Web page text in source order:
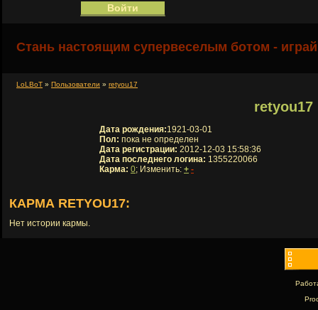
Стань настоящим супервеселым ботом -
LoLBoT » Пользователи » retyou17
retyou17
Дата рождения:1921-03-01
Пол: пока не определен
Дата регистрации: 2012-12-03 15:58:36
Дата последнего логина: 1355220066
Карма: 0; Изменить: + -
КАРМА RETYOU17:
Нет истории кармы.